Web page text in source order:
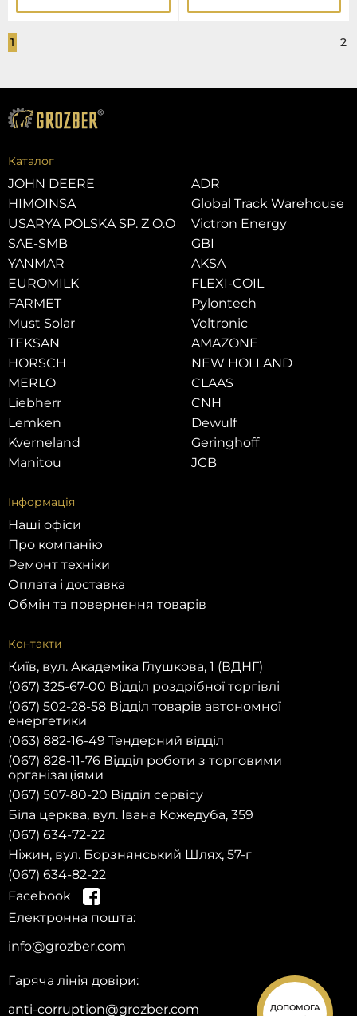
1 2
ДОПОМОГА
Каталог
JOHN DEERE
HIMOINSA
USARYA POLSKA SP. Z O.O
SAE-SMB
YANMAR
EUROMILK
FARMET
Must Solar
TEKSAN
HORSCH
MERLO
Liebherr
Lemken
Kverneland
Manitou
ADR
Global Track Warehouse
Victron Energy
GBI
AKSA
FLEXI-COIL
Pylontech
Voltronic
AMAZONE
NEW HOLLAND
CLAAS
CNH
Dewulf
Geringhoff
JCB
Інформація
Наші офіси
Про компанію
Ремонт техніки
Оплата і доставка
Обмін та повернення товарів
Контакти
Київ, вул. Академіка Глушкова, 1 (ВДНГ)
(067) 325-67-00 Відділ роздрібної торгівлі
(067) 502-28-58 Відділ товарів автономної
енергетики
(063) 882-16-49 Тендерний відділ
(067) 828-11-76 Відділ роботи з торговими
організаціями
(067) 507-80-20 Відділ сервісу
Біла церква, вул. Івана Кожедуба, 359
(067) 634-72-22
Ніжин, вул. Борзнянський Шлях, 57-г
(067) 634-82-22
Facebook
Електронна пошта:
info@grozber.com
Гаряча лінія довіри:
anti-corruption@grozber.com
Зареєструйся
покупку!